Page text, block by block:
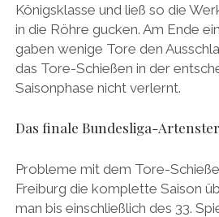
Königsklasse und ließ so die
in die Röhre gucken. Am Ende
gaben wenige Tore den
das Tore-Schießen in der
Saisonphase nicht verlernt.
Das finale Bundesliga-
Probleme mit dem Tore-
Freiburg die komplette Saison
man bis einschließlich des 33.